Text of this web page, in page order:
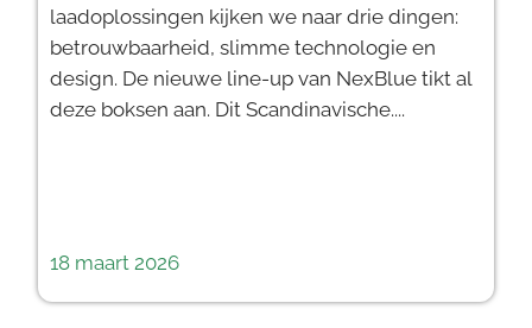
laadoplossingen kijken we naar drie dingen:
betrouwbaarheid, slimme technologie en
design. De nieuwe line-up van NexBlue tikt al
deze boksen aan. Dit Scandinavische....
18 maart 2026